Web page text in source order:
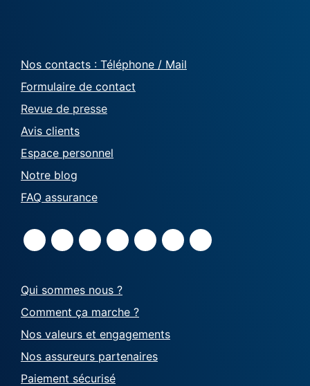
Nos contacts : Téléphone / Mail
Formulaire de contact
Revue de presse
Avis clients
Espace personnel
Notre blog
FAQ assurance
Qui sommes nous ?
Comment ça marche ?
Nos valeurs et engagements
Nos assureurs partenaires
Paiement sécurisé